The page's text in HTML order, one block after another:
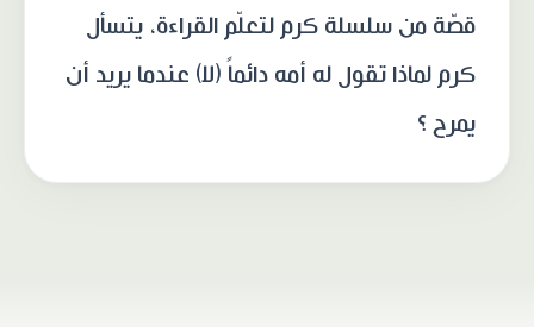
قصّة من سلسلة كرم لتعلّم القراءة، يتسأل
كرم لماذا تقول له أمه دائماً (لا) عندما يريد أن
يمرح ؟